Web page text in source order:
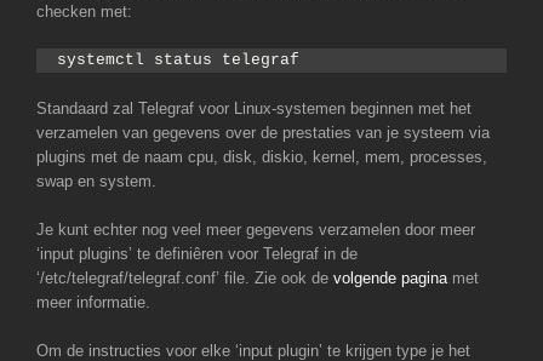
checken met:
systemctl status telegraf
Standaard zal Telegraf voor Linux-systemen beginnen met het
verzamelen van gegevens over de prestaties van je systeem via
plugins met de naam cpu, disk, diskio, kernel, mem, processes,
swap en system.
Je kunt echter nog veel meer gegevens verzamelen door meer
‘input plugins’ te definiêren voor Telegraf in de
‘/etc/telegraf/telegraf.conf’ file. Zie ook de volgende pagina met
meer informatie.
Om de instructies voor elke ‘input plugin’ te krijgen type je het